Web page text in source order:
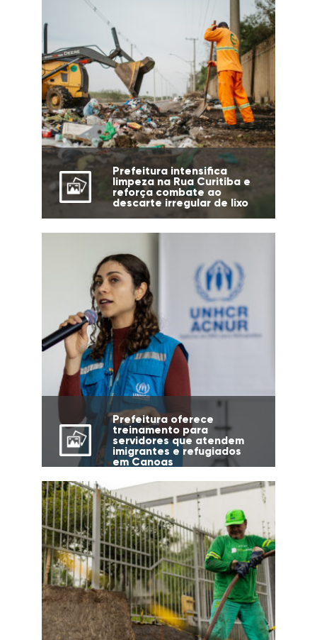
Prefeitura intensifica
limpeza na Rua Curitiba e
reforça combate ao
descarte irregular de lixo
Prefeitura oferece
treinamento para
servidores que atendem
imigrantes e refugiados
em Canoas